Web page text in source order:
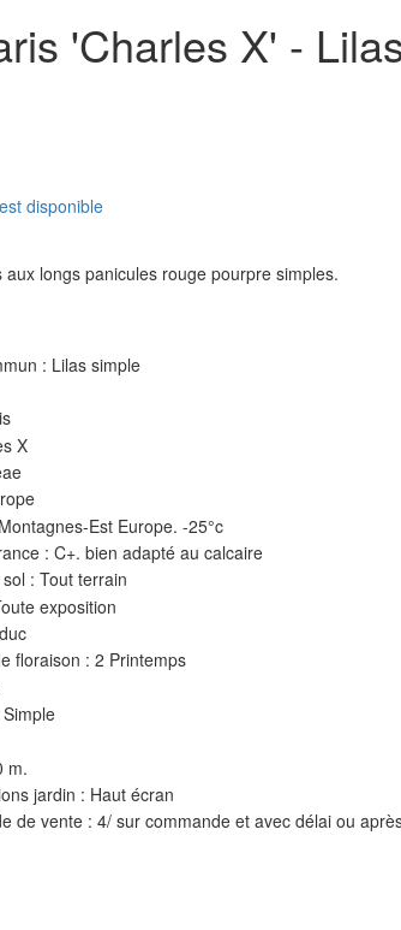
'Charles X' -
disponible
longs panicules rouge pourpre simples.
: Lilas simple
X
Est Europe. -25°c
: C+. bien adapté au calcaire
: Tout terrain
exposition
floraison : 2 Printemps
m.
jardin : Haut écran
de vente : 4/ sur commande et avec délai ou